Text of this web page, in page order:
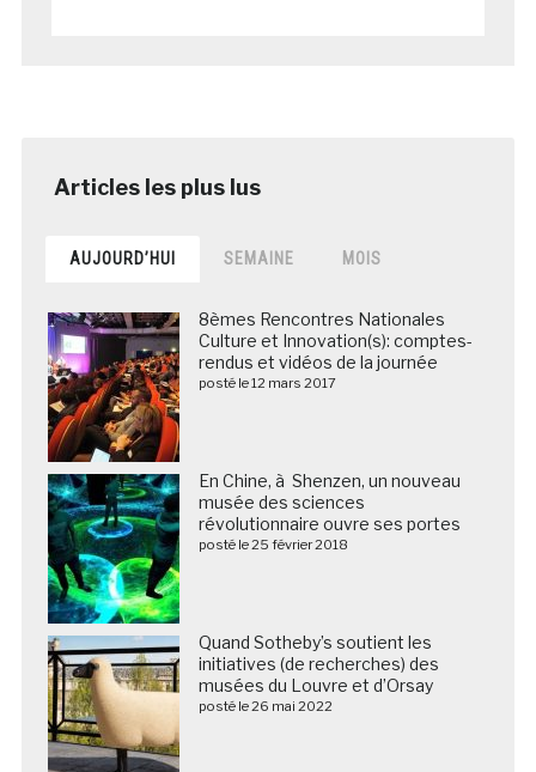
AUJOURD’HUI SEMAINE MOIS
8èmes Rencontres Nationales
Culture et Innovation(s): comptes-
rendus et vidéos de la journée
posté le 12 mars 2017
En Chine, à Shenzen, un nouveau
musée des sciences
révolutionnaire ouvre ses portes
posté le 25 février 2018
Quand Sotheby’s soutient les
initiatives (de recherches) des
musées du Louvre et d’Orsay
posté le 26 mai 2022